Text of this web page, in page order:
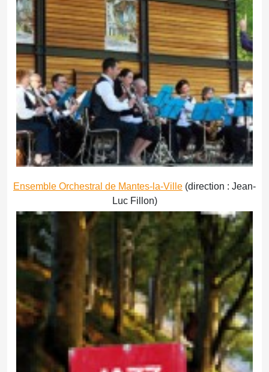
Ensemble Orchestral de Mantes-la-Ville (direction : Jean-
Luc Fillon)